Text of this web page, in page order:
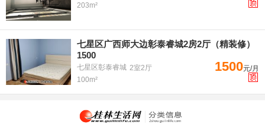
203m²
七星区广西师大边彰泰睿城2房2厅（精装修）
1500
七星区彰泰睿城 2室2厅
100m²
1500元/月